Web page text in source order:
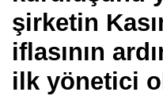
şirketin
iflasının
ilk yönetici